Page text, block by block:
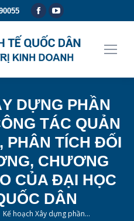
Facebook
opens
in
YouTube
opens
in
DỰNG PHẦN
TÁC QUẢN
PHÂN TÍCH ĐỐI
CHƯƠNG
CỦA ĐẠI HỌC
DÂN
Kế hoạch Xây dựng phần…